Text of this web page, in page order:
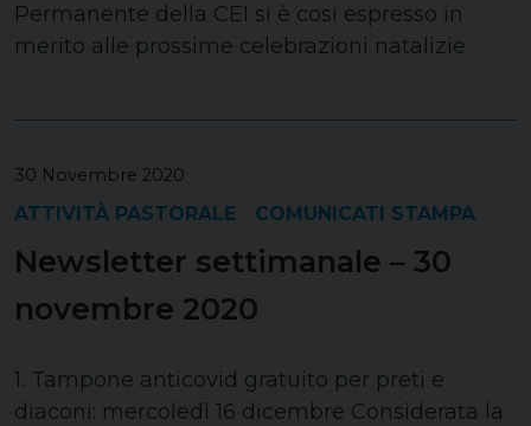
Permanente della CEI si è cosi espresso in
merito alle prossime celebrazioni natalizie
30 Novembre 2020
ATTIVITÀ PASTORALE COMUNICATI STAMPA
Newsletter settimanale – 30
novembre 2020
1. Tampone anticovid gratuito per preti e
diaconi: mercoledì 16 dicembre Considerata la